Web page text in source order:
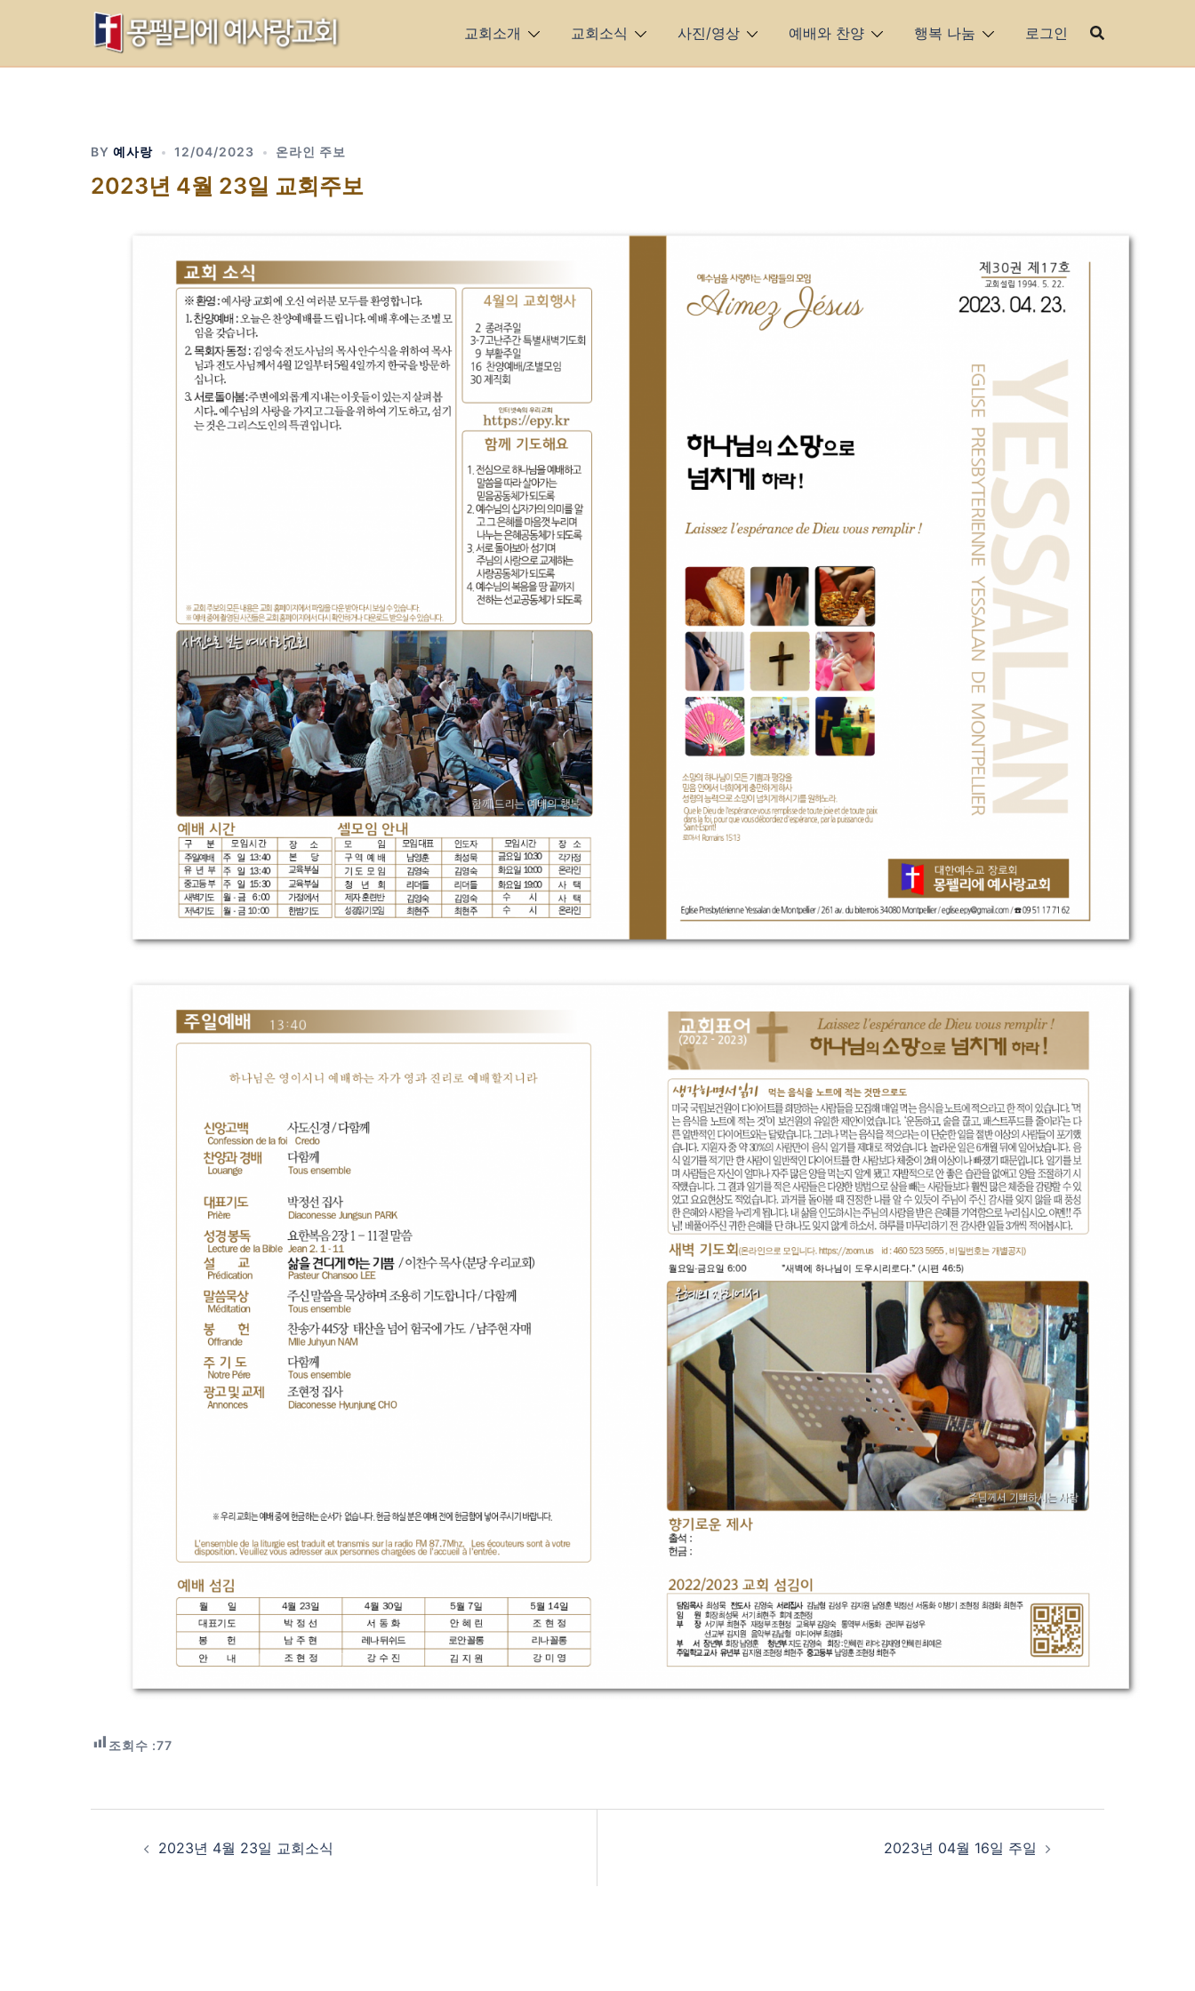
교회소개 교회소식 사진/영상 예배와 찬양 행복 나눔 로그인
BY 예사랑 12/04/2023 온라인 주보
2023년 4월 23일 교회주보
조회수 :77
Post
navigation
2023년 4월 23일 교회소식 2023년 04월 16일 주일